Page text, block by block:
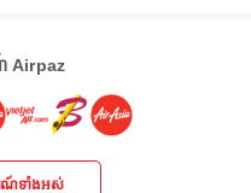
Airpaz
ណ៍ទាំងអស់